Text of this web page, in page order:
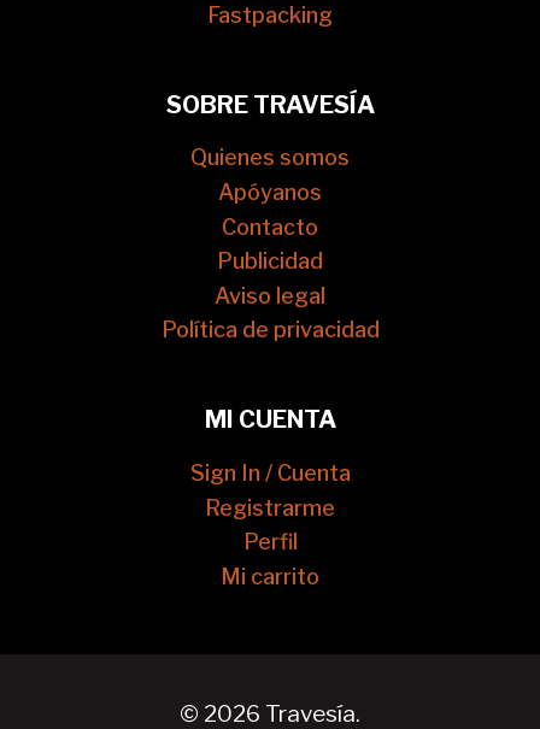
Fastpacking
SOBRE TRAVESÍA
Quienes somos
Apóyanos
Contacto
Publicidad
Aviso legal
Política de privacidad
MI CUENTA
Sign In / Cuenta
Registrarme
Perfil
Mi carrito
© 2026 Travesía.